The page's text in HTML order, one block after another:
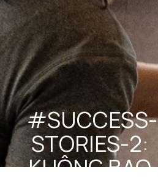
#SUCCESS-
STORIES-2:
KHÔNG BAO